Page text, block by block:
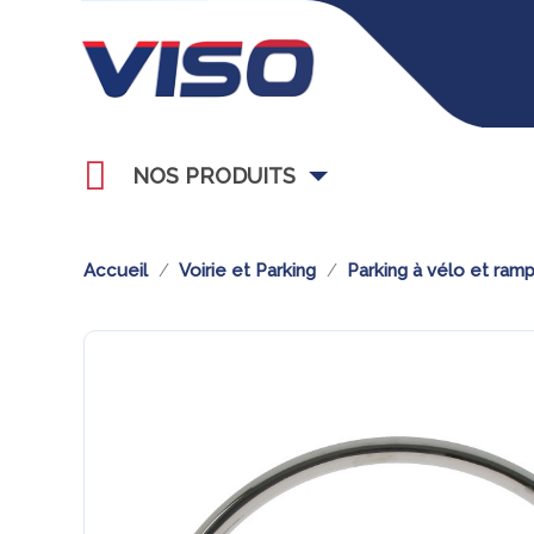
NOS PRODUITS
Accueil Voirie et Parking Parking à vélo et